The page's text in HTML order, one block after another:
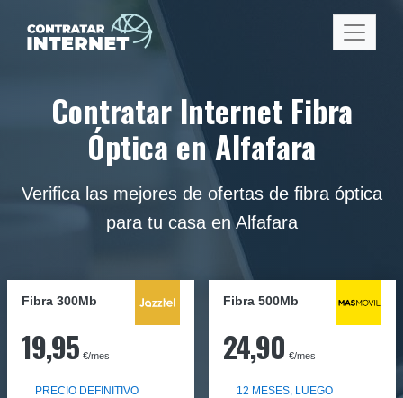
Contratar Internet Fibra
Óptica en Alfafara
Verifica las mejores de ofertas de fibra óptica
para tu casa en Alfafara
Fibra 300Mb
19,95 €/mes
PRECIO DEFINITIVO
Fibra 500Mb
24,90 €/mes
12 MESES, LUEGO